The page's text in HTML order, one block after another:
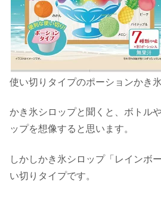
使い切りタイプのポーションかき
かき氷シロップと聞くと、ボトル
ップを想像すると思います。
しかしかき氷シロップ「レインボ
い切りタイプです。